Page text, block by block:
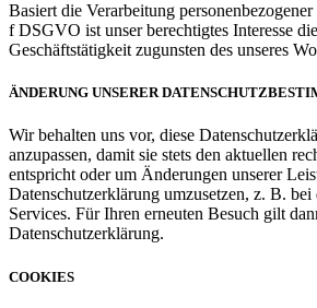
Basiert die Verarbeitung
f DSGVO ist unser berechtigtes Interesse
Geschäftstätigkeit zugunsten des unseres
ÄNDERUNG UNSERER
Wir behalten uns vor, diese
anzupassen, damit sie stets den aktuellen
entspricht oder um Änderungen unserer
Datenschutzerklärung umzusetzen, z. B.
Services. Für Ihren erneuten Besuch gilt
Datenschutzerklärung.
COOKIES